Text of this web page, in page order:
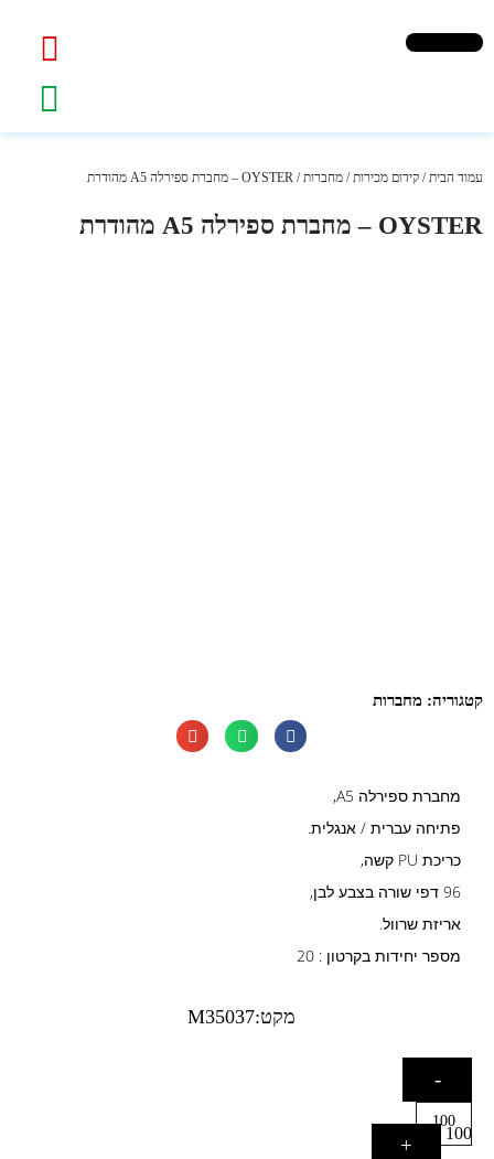
עמוד הבית/ קידום מכירות/ מחברות/ OYSTER – מחברת ספירלה A5 מהודרת
OYSTER – מחברת ספירלה A5 מהודרת
קטגוריה: מחברות
מחברת ספירלה A5,
פתיחה עברית / אנגלית.
כריכת PU קשה,
96 דפי שורה בצבע לבן,
אריזת שרוול.
מספר יחידות בקרטון : 20
מקט:M35037
-
100
+